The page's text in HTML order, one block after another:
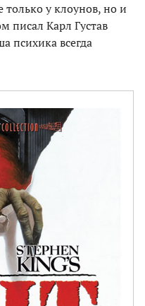
только у клоунов, но и
писал Карл Густав
психика всегда